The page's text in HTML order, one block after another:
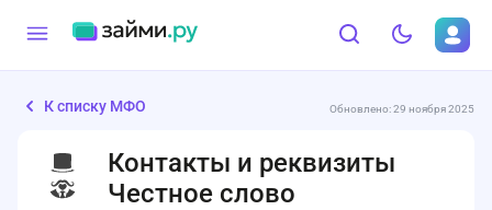
К списку МФО Обновлено: 29 ноября 2025
Контакты и реквизиты
Честное слово